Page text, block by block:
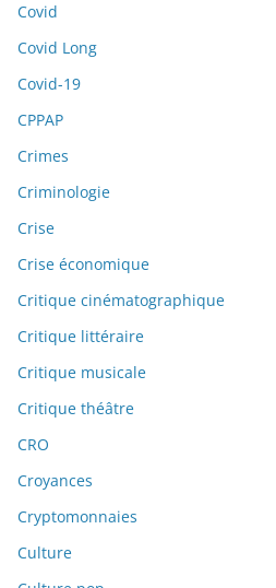
Covid
Covid Long
Covid-19
CPPAP
Crimes
Criminologie
Crise
Crise économique
Critique cinématographique
Critique littéraire
Critique musicale
Critique théâtre
CRO
Croyances
Cryptomonnaies
Culture